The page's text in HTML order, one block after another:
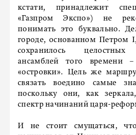
кстати, принадлежит
«Газпром Экспо») не
понимать это буквально.
городе, основанном Петром
сохранилось целостных
ансамблей того времени
«островки». Цель же
связать воедино самые
поскольку они, как
спектр начинаний царя-
И не стоит смущаться,